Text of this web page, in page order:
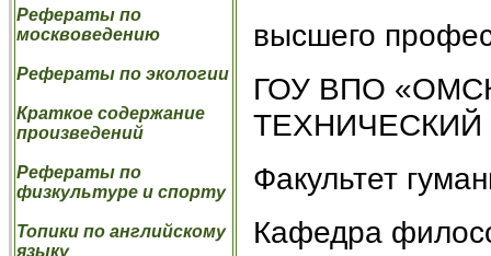
Рефераты по
москвоведению
Рефераты по экологии
Краткое содержание
произведений
Рефераты по
физкультуре и спорту
Топики по английскому
языку
высшего
ГОУ ВПО
ТЕХНИЧЕСКИЙ
Факультет
Кафедра